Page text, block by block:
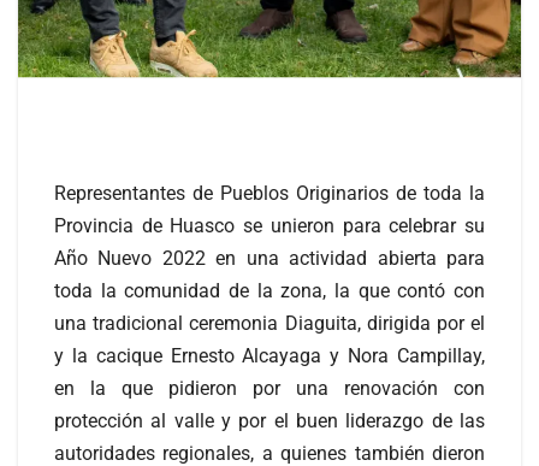
Representantes de Pueblos Originarios de toda la
Provincia de Huasco se unieron para celebrar su
Año Nuevo 2022 en una actividad abierta para
toda la comunidad de la zona, la que contó con
una tradicional ceremonia Diaguita, dirigida por el
y la cacique Ernesto Alcayaga y Nora Campillay,
en la que pidieron por una renovación con
protección al valle y por el buen liderazgo de las
autoridades regionales, a quienes también dieron